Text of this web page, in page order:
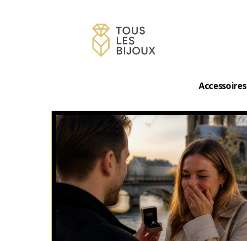
Accessoires